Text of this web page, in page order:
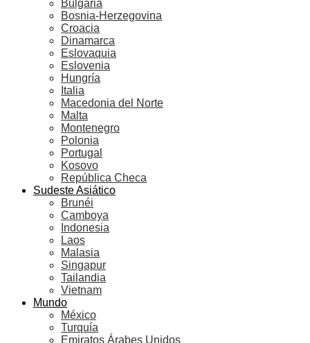
Bulgaria
Bosnia-Herzegovina
Croacia
Dinamarca
Eslovaquia
Eslovenia
Hungría
Italia
Macedonia del Norte
Malta
Montenegro
Polonia
Portugal
Kosovo
República Checa
Sudeste Asiático
Brunéi
Camboya
Indonesia
Laos
Malasia
Singapur
Tailandia
Vietnam
Mundo
México
Turquía
Emiratos Árabes Unidos